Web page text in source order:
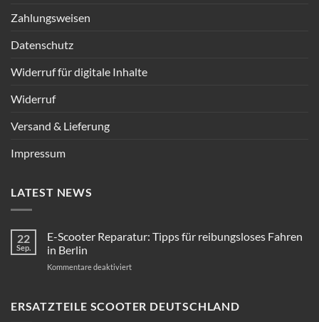
Zahlungsweisen
Datenschutz
Widerruf für digitale Inhalte
Widerruf
Versand & Lieferung
Impressum
LATEST NEWS
22
Sep.
E-Scooter Reparatur: Tipps für reibungsloses Fahren
in Berlin
Kommentare deaktiviertfür
Reparatur:
ERSATZTEILE SCOOTER DEUTSCHLAND